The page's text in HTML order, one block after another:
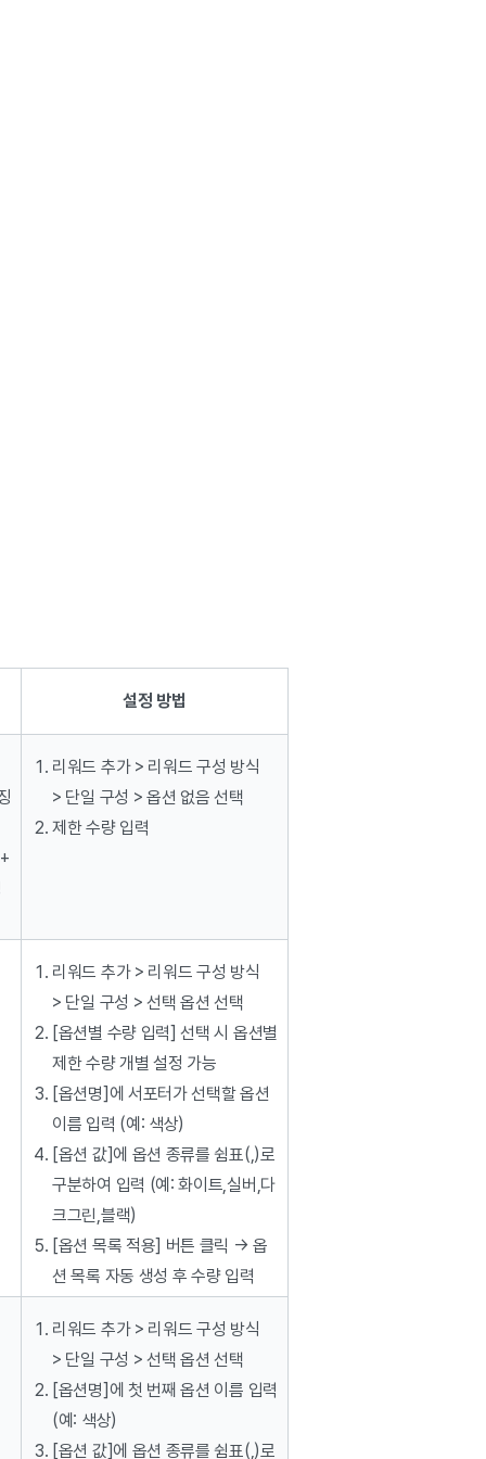
설정 방법
리워드 추가 > 리워드 구성 방식
> 단일 구성 > 옵션 없음 선택
제한 수량 입력
리워드 추가 > 리워드 구성 방식
> 단일 구성 > 선택 옵션 선택
[옵션별 수량 입력] 선택 시 옵션별
제한 수량 개별 설정 가능
[옵션명]에 서포터가 선택할 옵션
이름 입력 (예: 색상)
[옵션 값]에 옵션 종류를 쉼표(,)로
구분하여 입력 (예: 화이트,실버,다
크그린,블랙)
[옵션 목록 적용] 버튼 클릭 → 옵
션 목록 자동 생성 후 수량 입력
리워드 추가 > 리워드 구성 방식
> 단일 구성 > 선택 옵션 선택
[옵션명]에 첫 번째 옵션 이름 입력
(예: 색상)
[옵션 값]에 옵션 종류를 쉼표(,)로